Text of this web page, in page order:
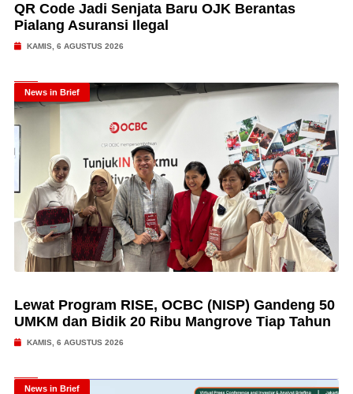
QR Code Jadi Senjata Baru OJK Berantas
Pialang Asuransi Ilegal
KAMIS, 6 AGUSTUS 2026
News in Brief
Lewat Program RISE, OCBC (NISP) Gandeng 50
UMKM dan Bidik 20 Ribu Mangrove Tiap Tahun
KAMIS, 6 AGUSTUS 2026
News in Brief